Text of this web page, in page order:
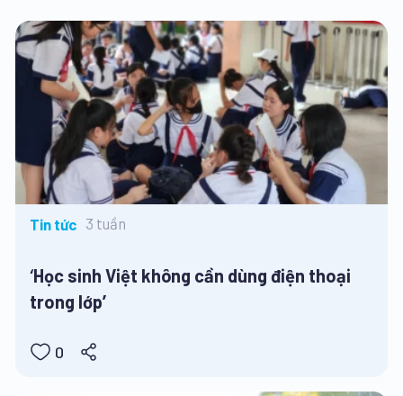
Tin tức 3 tuần
‘Học sinh Việt không cần dùng điện thoại
trong lớp’
0